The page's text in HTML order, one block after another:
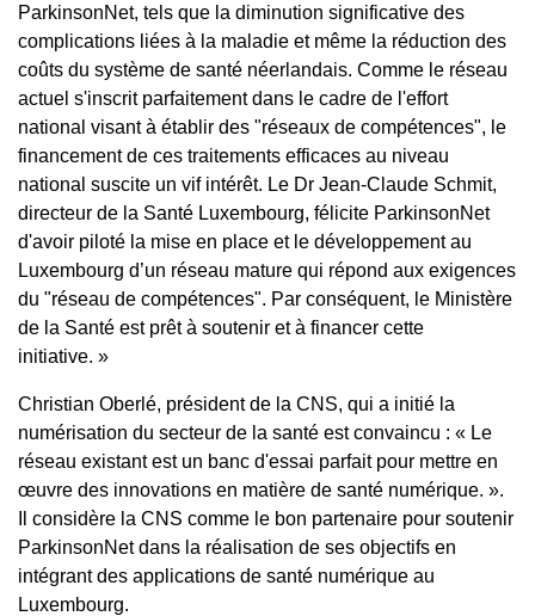
ParkinsonNet, tels que la diminution significative des
complications liées à la maladie et même la réduction des
coûts du système de santé néerlandais. Comme le réseau
actuel s'inscrit parfaitement dans le cadre de l'effort
national visant à établir des "réseaux de compétences", le
financement de ces traitements efficaces au niveau
national suscite un vif intérêt. Le Dr Jean-Claude Schmit,
directeur de la Santé Luxembourg, félicite ParkinsonNet
d'avoir piloté la mise en place et le développement au
Luxembourg d’un réseau mature qui répond aux exigences
du "réseau de compétences". Par conséquent, le Ministère
de la Santé est prêt à soutenir et à financer cette
initiative. »
Christian Oberlé, président de la CNS, qui a initié la
numérisation du secteur de la santé est convaincu : « Le
réseau existant est un banc d'essai parfait pour mettre en
œuvre des innovations en matière de santé numérique. ».
Il considère la CNS comme le bon partenaire pour soutenir
ParkinsonNet dans la réalisation de ses objectifs en
intégrant des applications de santé numérique au
Luxembourg.